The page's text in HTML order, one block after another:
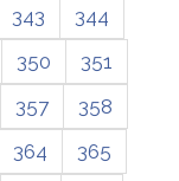
343
344
350
351
357
358
364
365